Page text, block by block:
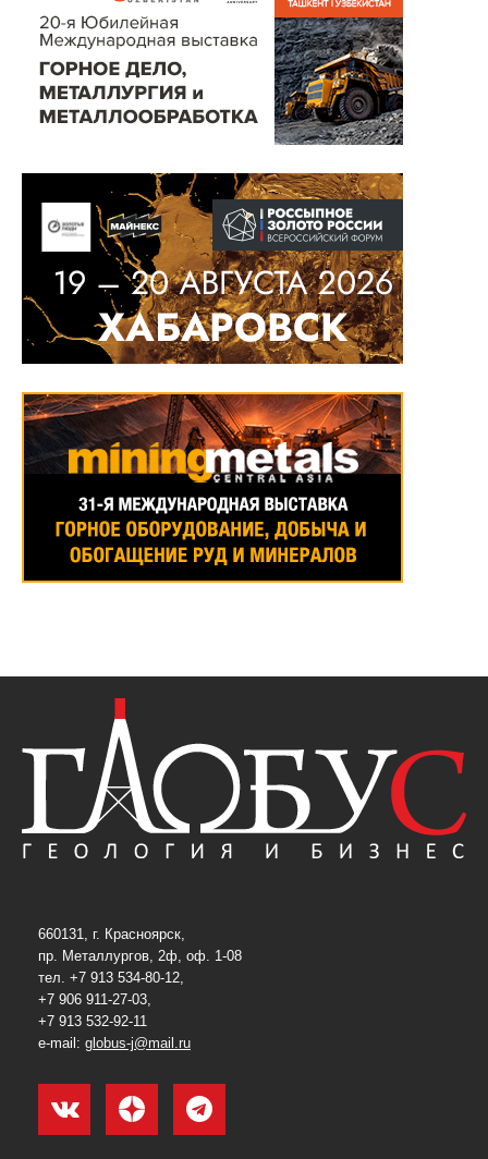
660131, г. Красноярск,
пр. Металлургов, 2ф, оф. 1-08
тел. +7 913 534-80-12,
+7 906 911-27-03,
+7 913 532-92-11
e-mail: globus-j@mail.ru